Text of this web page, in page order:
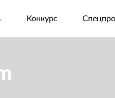
Конкурс